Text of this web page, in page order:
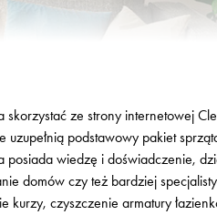
ze strony internetowej
podstawowy pakiet
posiada wiedzę i doświadczenie,
domów czy też bardziej
czyszczenie armatury